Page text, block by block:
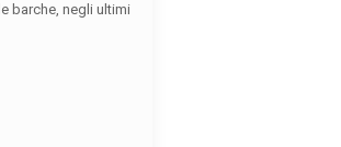
barche, negli ultimi